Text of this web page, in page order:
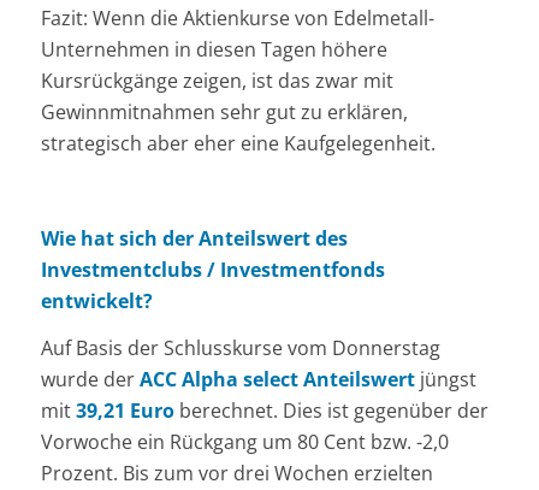
Fazit: Wenn die Aktienkurse von Edelmetall-
Unternehmen in diesen Tagen höhere
Kursrückgänge zeigen, ist das zwar mit
Gewinnmitnahmen sehr gut zu erklären,
strategisch aber eher eine Kaufgelegenheit.
Wie hat sich der Anteilswert des
Investmentclubs / Investmentfonds
entwickelt?
Auf Basis der Schlusskurse vom Donnerstag
wurde derACC Alpha select Anteilswertjüngst
mit39,21 Euroberechnet. Dies ist gegenüber der
Vorwoche ein Rückgang um 80 Cent bzw. -2,0
Prozent. Bis zum vor drei Wochen erzielten